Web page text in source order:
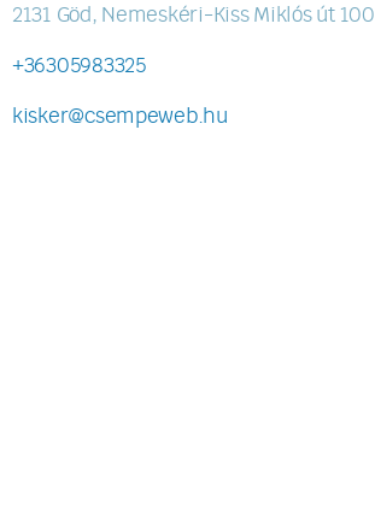
2131 Göd, Nemeskéri-Kiss Miklós út 100.
+36305983325
kisker@csempeweb.hu